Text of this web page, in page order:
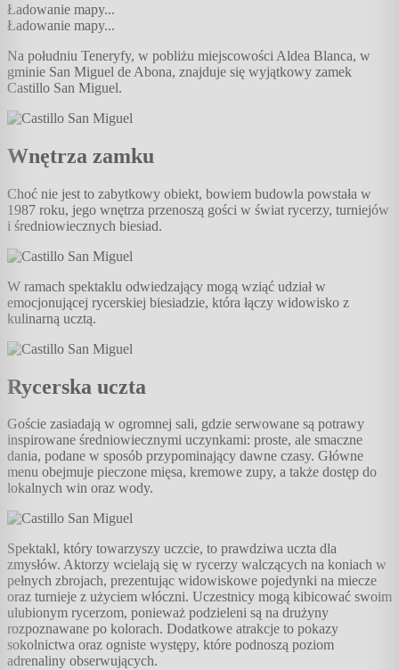
Ładowanie mapy...
Ładowanie mapy...
Na południu Teneryfy, w pobliżu miejscowości Aldea Blanca, w
gminie San Miguel de Abona, znajduje się wyjątkowy zamek
Castillo San Miguel.
Wnętrza zamku
Choć nie jest to zabytkowy obiekt, bowiem budowla powstała w
1987 roku, jego wnętrza przenoszą gości w świat rycerzy, turniejów
i średniowiecznych biesiad.
W ramach spektaklu odwiedzający mogą wziąć udział w
emocjonującej rycerskiej biesiadzie, która łączy widowisko z
kulinarną ucztą.
Rycerska uczta
Goście zasiadają w ogromnej sali, gdzie serwowane są potrawy
inspirowane średniowiecznymi uczynkami: proste, ale smaczne
dania, podane w sposób przypominający dawne czasy. Główne
menu obejmuje pieczone mięsa, kremowe zupy, a także dostęp do
lokalnych win oraz wody.
Spektakl, który towarzyszy uczcie, to prawdziwa uczta dla
zmysłów. Aktorzy wcielają się w rycerzy walczących na koniach w
pełnych zbrojach, prezentując widowiskowe pojedynki na miecze
oraz turnieje z użyciem włóczni. Uczestnicy mogą kibicować swoim
ulubionym rycerzom, ponieważ podzieleni są na drużyny
rozpoznawane po kolorach. Dodatkowe atrakcje to pokazy
sokolnictwa oraz ogniste występy, które podnoszą poziom
adrenaliny obserwujących.